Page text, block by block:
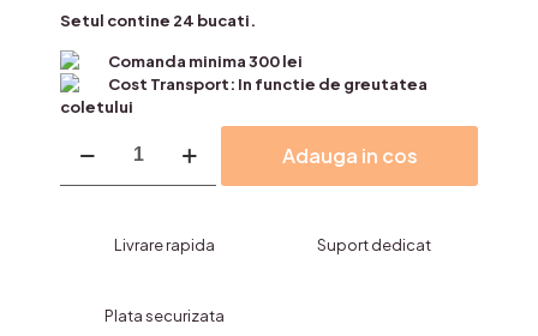
Setul contine 24 bucati.
Comanda minima 300 lei
Cost Transport: In functie de greutatea
coletului
Fard
Smooth
Adauga in cos
Livrare rapida Suport dedicat
Plata securizata